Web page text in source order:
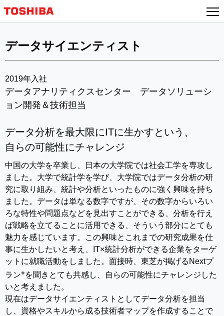
データサイエンティスト
2019年入社
データアナリティクスセンター データソリューシ
ョン開発＆技術担当
データ分析を最大限にITに生かすという、
自らの可能性にチャレンジ
中国の大学を卒業し、日本の大学院では社会工学を専攻し
ました。大学で統計学を学び、大学院ではデータ分析の研
究に取り組み、統計や分析といったものに強く興味を持ち
ました。データは単なる数字ですが、その数字からいろい
ろな特性や問題点などを見出すことができる、分析を行え
ば戦略を立てることに活用できる、そういう部分にとても
魅力を感じています。この興味とこれまでの研究成果を仕
事に生かしたいと考え、IT×統計分析ができる企業をターゲ
ットに就職活動をしました。面接時、東芝が掲げるNextプ
ラン※ を聞きとても共感し、自らの可能性にチャレンジした
いと考えました。
現在はデータサイエンティストとしてデータ分析を担当
し、資格やスキルから成る技術者マップを作成することで